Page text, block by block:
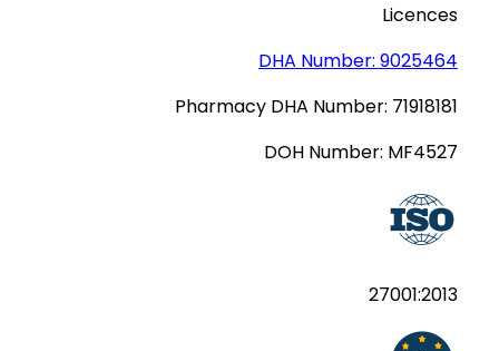
Licences
DHA Number: 9025464
Pharmacy DHA Number: 71918181
DOH Number: MF4527
27001:2013